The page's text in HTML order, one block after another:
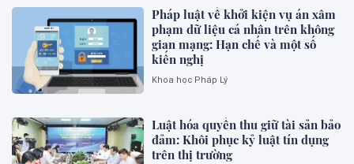
Pháp luật về khởi kiện vụ án xâm
phạm dữ liệu cá nhân trên không
gian mạng: Hạn chế và một số
kiến nghị
Khoa học Pháp Lý
Luật hóa quyền thu giữ tài sản bảo
đảm: Khôi phục kỷ luật tín dụng
trên thị trường